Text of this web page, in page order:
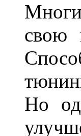
свою
Но